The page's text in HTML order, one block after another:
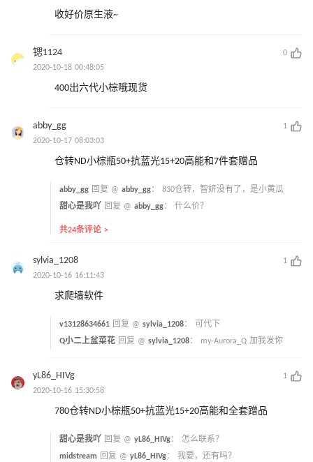
收好价原生液~
锶1124
0
2020-10-18 00:48:05
400出六代小棕哦现货
abby_gg
1
2020-10-17 08:03:03
仓转ND小棕瓶50+抗蓝光15+20高能和7件套赠品
abby_gg 回复 @ abby_gg： 830仓转，智妍没有了，是小黄瓜
甜心是我吖
回复 @ abby_gg： 什么价？
共24条评论 >
sylvia_1208
1
2020-10-16 16:11:43
求爬墙软件
v13128634661 回复 @ sylvia_1208：
可代下
Q小二上盆菜花 回复 @ sylvia_1208： my-Aurora_Q 加我发你
yL86_HIVg
1
2020-10-16 15:30:58
780仓转ND小棕瓶50+抗蓝光15+20高能和全套蹭品
甜心是我吖 回复 @ yL86_HIVg： 怎么联系？
midstream 回复 @ yL86_HIVg： 我要，还有吗？